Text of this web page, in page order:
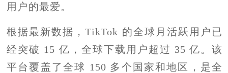
用户的最爱。
根据最新数据，TikTok 的全球月活跃用户已
经突破 15 亿，全球下载用户超过 35 亿。该
平台覆盖了全球 150 多个国家和地区，是全